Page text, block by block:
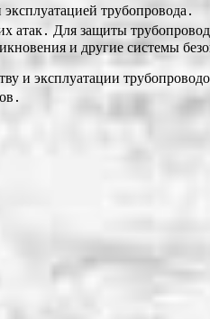
трубопровода․
атак․ Для защиты
и другие системы
и эксплуатации